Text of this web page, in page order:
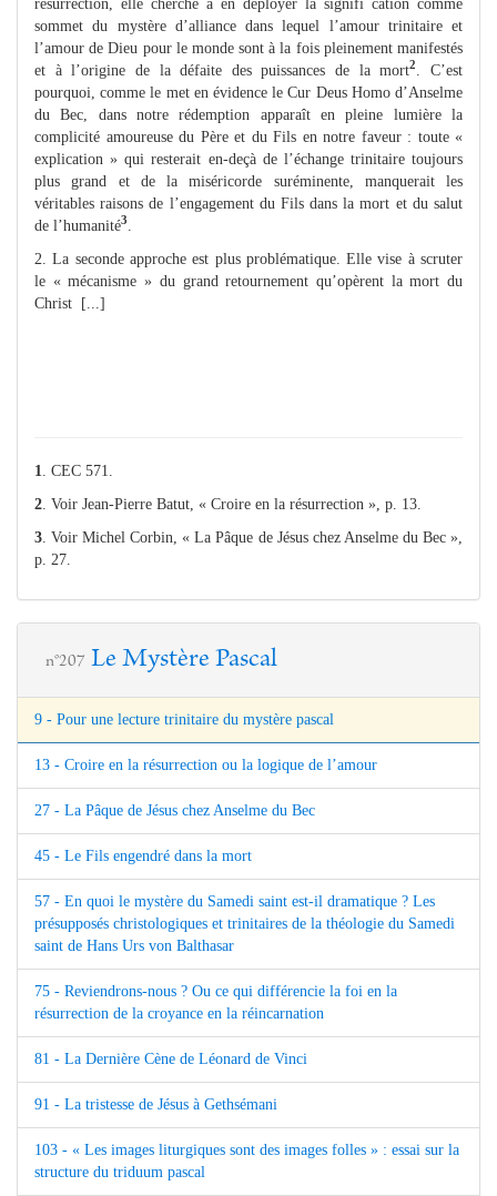
résurrection, elle cherche à en déployer la signifi cation comme
sommet du mystère d’alliance dans lequel l’amour trinitaire et
l’amour de Dieu pour le monde sont à la fois pleinement manifestés
et à l’origine de la défaite des puissances de la mort2
. C’est
pourquoi, comme le met en évidence le Cur Deus Homo d’Anselme
du Bec, dans notre rédemption apparaît en pleine lumière la
complicité amoureuse du Père et du Fils en notre faveur : toute «
explication » qui resterait en-deçà de l’échange trinitaire toujours
plus grand et de la miséricorde suréminente, manquerait les
véritables raisons de l’engagement du Fils dans la mort et du salut
de l’humanité3
2. La seconde approche est plus problématique. Elle vise à scruter
le « mécanisme » du grand retournement qu’opèrent la mort du
Christ [...]
1
. CEC 571.
2 . Voir Jean-Pierre Batut, « Croire en la résurrection », p. 13.
3 . Voir Michel Corbin, « La Pâque de Jésus chez Anselme du Bec »,
p. 27.
n°207 Le Mystère Pascal
9 - Pour une lecture trinitaire du mystère pascal
13 - Croire en la résurrection ou la logique de l’amour
27 - La Pâque de Jésus chez Anselme du Bec
45 - Le Fils engendré dans la mort
57 - En quoi le mystère du Samedi saint est-il dramatique ? Les
présupposés christologiques et trinitaires de la théologie du Samedi
saint de Hans Urs von Balthasar
75 - Reviendrons-nous ? Ou ce qui différencie la foi en la
résurrection de la croyance en la réincarnation
81 - La Dernière Cène de Léonard de Vinci
91 - La tristesse de Jésus à Gethsémani
103 - « Les images liturgiques sont des images folles » : essai sur la
structure du triduum pascal